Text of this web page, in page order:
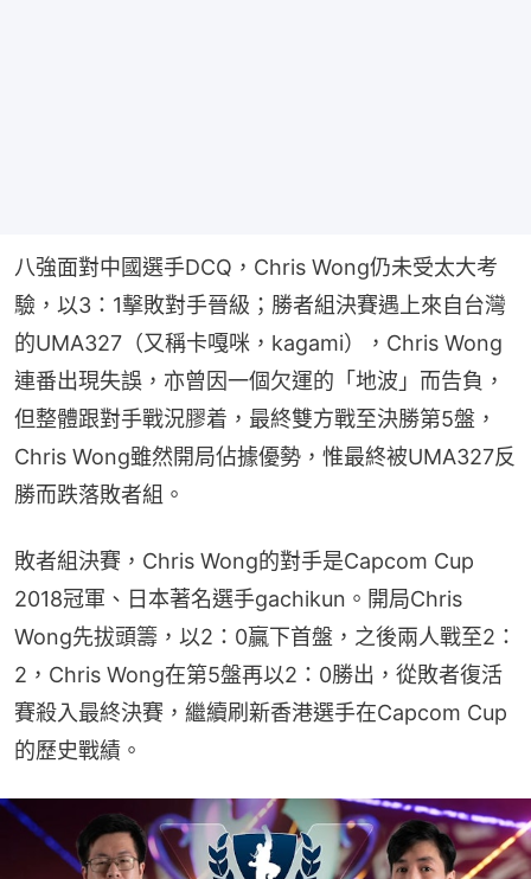
八強面對中國選手DCQ，Chris Wong仍未受太大考
驗，以3：1擊敗對手晉級；勝者組決賽遇上來自台灣
的UMA327（又稱卡嘎咪，kagami），Chris Wong
連番出現失誤，亦曾因一個欠運的「地波」而告負，
但整體跟對手戰況膠着，最終雙方戰至決勝第5盤，
Chris Wong雖然開局佔據優勢，惟最終被UMA327反
勝而跌落敗者組。
敗者組決賽，Chris Wong的對手是Capcom Cup
2018冠軍、日本著名選手gachikun。開局Chris
Wong先拔頭籌，以2：0贏下首盤，之後兩人戰至2：
2，Chris Wong在第5盤再以2：0勝出，從敗者復活
賽殺入最終決賽，繼續刷新香港選手在Capcom Cup
的歷史戰績。